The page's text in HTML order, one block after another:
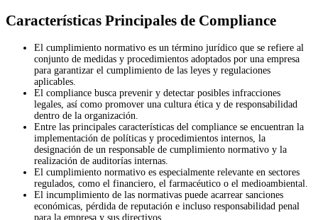
Características Principales de Compliance
El cumplimiento normativo es un término jurídico que se refiere al
conjunto de medidas y procedimientos adoptados por una empresa
para garantizar el cumplimiento de las leyes y regulaciones
aplicables.
El compliance busca prevenir y detectar posibles infracciones
legales, así como promover una cultura ética y de responsabilidad
dentro de la organización.
Entre las principales características del compliance se encuentran la
implementación de políticas y procedimientos internos, la
designación de un responsable de cumplimiento normativo y la
realización de auditorías internas.
El cumplimiento normativo es especialmente relevante en sectores
regulados, como el financiero, el farmacéutico o el medioambiental.
El incumplimiento de las normativas puede acarrear sanciones
económicas, pérdida de reputación e incluso responsabilidad penal
para la empresa y sus directivos.